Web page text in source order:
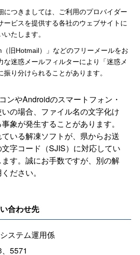
つきましては、ご利用のプロバイダー
ービスを提供する各社のウェブサイトに
たします。
旧Hotmail）」などのフリーメールをお
な迷惑メールフィルターにより「迷惑メ
振り分けられることがあります。
ンやAndroidのスマートフォン・
の場合、ファイル名の文字化け
象が発生することがあります。
いる解凍ソフトが、県からお送
字コード（SJIS）に対応してい
す。誠にお手数ですが、別の解
ださい。
合わせ先
ステム運用係
5571